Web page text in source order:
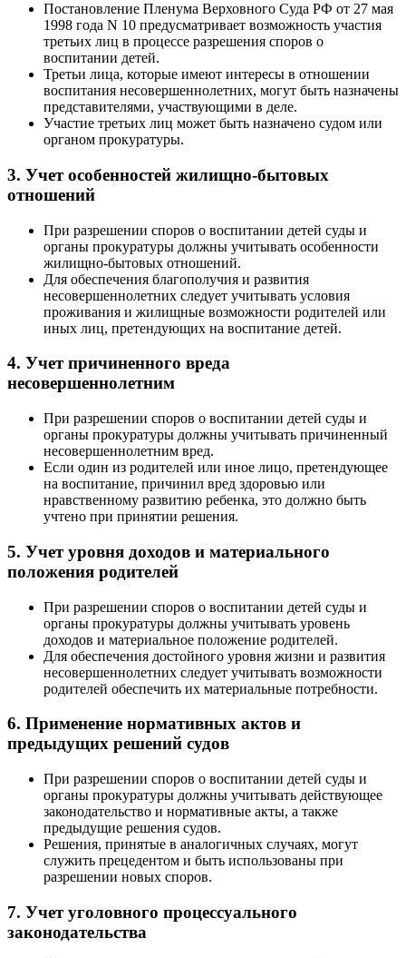
Постановление Пленума Верховного Суда РФ от 27 мая
1998 года N 10 предусматривает возможность участия
третьих лиц в процессе разрешения споров о
воспитании детей.
Третьи лица, которые имеют интересы в отношении
воспитания несовершеннолетних, могут быть назначены
представителями, участвующими в деле.
Участие третьих лиц может быть назначено судом или
органом прокуратуры.
3. Учет особенностей жилищно-бытовых
отношений
При разрешении споров о воспитании детей суды и
органы прокуратуры должны учитывать особенности
жилищно-бытовых отношений.
Для обеспечения благополучия и развития
несовершеннолетних следует учитывать условия
проживания и жилищные возможности родителей или
иных лиц, претендующих на воспитание детей.
4. Учет причиненного вреда
несовершеннолетним
При разрешении споров о воспитании детей суды и
органы прокуратуры должны учитывать причиненный
несовершеннолетним вред.
Если один из родителей или иное лицо, претендующее
на воспитание, причинил вред здоровью или
нравственному развитию ребенка, это должно быть
учтено при принятии решения.
5. Учет уровня доходов и материального
положения родителей
При разрешении споров о воспитании детей суды и
органы прокуратуры должны учитывать уровень
доходов и материальное положение родителей.
Для обеспечения достойного уровня жизни и развития
несовершеннолетних следует учитывать возможности
родителей обеспечить их материальные потребности.
6. Применение нормативных актов и
предыдущих решений судов
При разрешении споров о воспитании детей суды и
органы прокуратуры должны учитывать действующее
законодательство и нормативные акты, а также
предыдущие решения судов.
Решения, принятые в аналогичных случаях, могут
служить прецедентом и быть использованы при
разрешении новых споров.
7. Учет уголовного процессуального
законодательства